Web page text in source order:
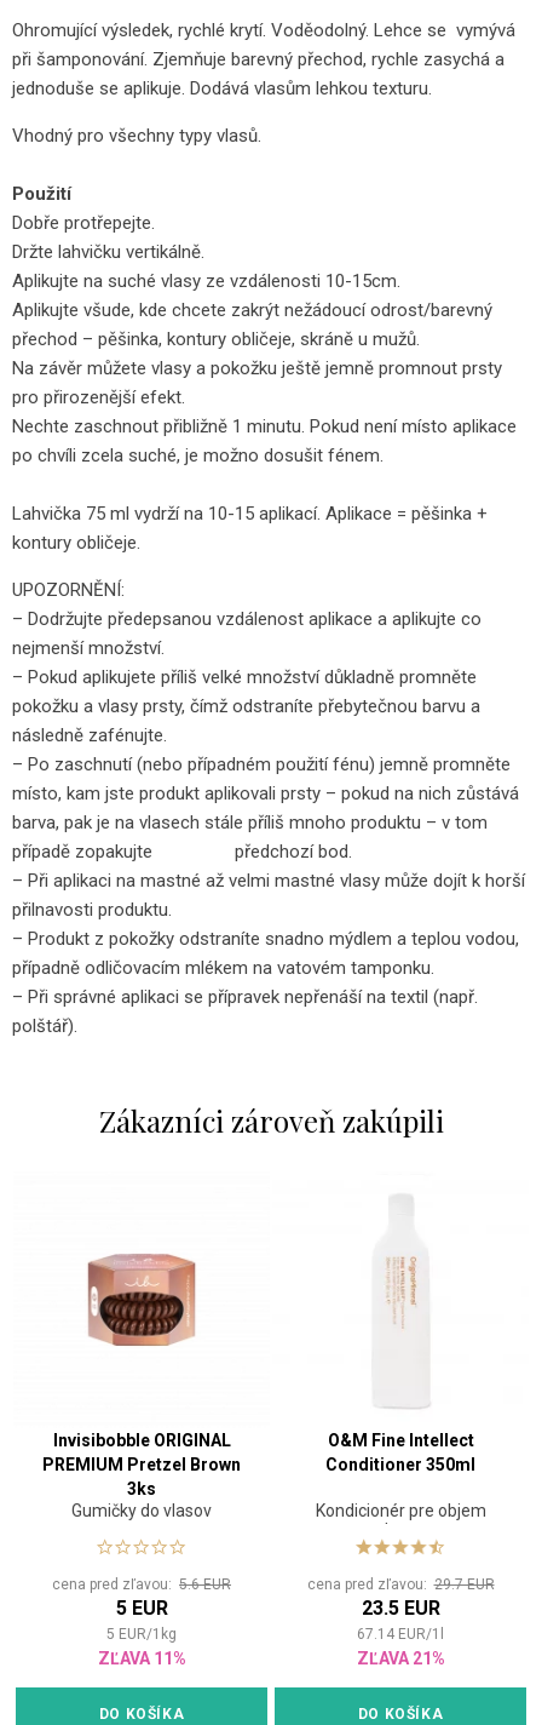
Ohromující výsledek, rychlé krytí. Voděodolný. Lehce se vymývá
při šamponování. Zjemňuje barevný přechod, rychle zasychá a
jednoduše se aplikuje. Dodává vlasům lehkou texturu.
Vhodný pro všechny typy vlasů.
Použití
Dobře protřepejte.
Držte lahvičku vertikálně.
Aplikujte na suché vlasy ze vzdálenosti 10-15cm.
Aplikujte všude, kde chcete zakrýt nežádoucí odrost/barevný
přechod – pěšinka, kontury obličeje, skráně u mužů.
Na závěr můžete vlasy a pokožku ještě jemně promnout prsty
pro přirozenější efekt.
Nechte zaschnout přibližně 1 minutu. Pokud není místo aplikace
po chvíli zcela suché, je možno dosušit fénem.
Lahvička 75 ml vydrží na 10-15 aplikací. Aplikace = pěšinka +
kontury obličeje.
UPOZORNĚNÍ:
– Dodržujte předepsanou vzdálenost aplikace a aplikujte co
nejmenší množství.
– Pokud aplikujete příliš velké množství důkladně promněte
pokožku a vlasy prsty, čímž odstraníte přebytečnou barvu a
následně zafénujte.
– Po zaschnutí (nebo případném použití fénu) jemně promněte
místo, kam jste produkt aplikovali prsty – pokud na nich zůstává
barva, pak je na vlasech stále příliš mnoho produktu – v tom
případě zopakujte předchozí bod.
– Při aplikaci na mastné až velmi mastné vlasy může dojít k horší
přilnavosti produktu.
– Produkt z pokožky odstraníte snadno mýdlem a teplou vodou,
případně odličovacím mlékem na vatovém tamponku.
– Při správné aplikaci se přípravek nepřenáší na textil (např.
polštář).
Zákazníci zároveň zakúpili
Invisibobble ORIGINAL
PREMIUM Pretzel Brown
3ks
Gumičky do vlasov
cena pred zľavou: 5.6 EUR
5 EUR
5 EUR/1 kg
ZĽAVA 11%
DO KOŠÍKA
O&M Fine Intellect
Conditioner 350ml
Kondicionér pre objem
vlasov
cena pred zľavou:29.7 EUR
23.5 EUR
67.14 EUR/1
ZĽAVA 21%
DO KOŠÍKA